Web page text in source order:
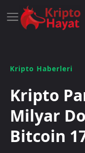
Kripto Haberleri
Kripto
Milyar
Bitcoin